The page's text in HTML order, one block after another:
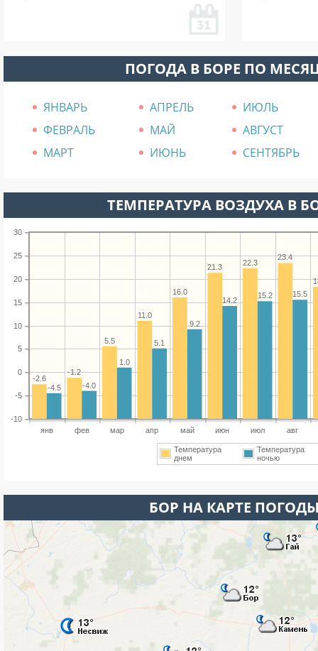
ПОГОДА В БОРЕ ПО
ЯНВАРЬ АПРЕЛЬ
ИЮЛЬ
ФЕВРАЛЬ
МАЙ
АВГУСТ
МАРТ
ИЮНЬ СЕНТЯБРЬ
ТЕМПЕРАТУРА ВОЗДУХА В
янв фев мар апр май июн июл авг
-10
-5
0
5
10
15
20
25
30
23.4
22.3
21.3
16.0
11.0
5.5
-1.2
-2.6
15.5
15.2
14.2
9.2
5.1
1.0
-4.0
-4.5
Температура
днем
Температура
ночью
БОР НА КАРТЕ